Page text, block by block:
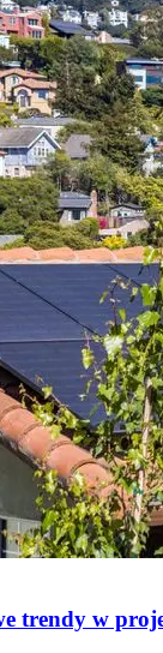
trendy w